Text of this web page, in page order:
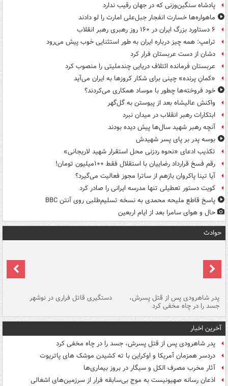
پادشاه سنگین‌وزنی که در جهان رقیب ندارد
ماهواره‌ها خسارت انفجار جبل‌علی امارت را لو دادند
۶ دستاورد بزرگ ایران در ۱۶۰ روز رهبری رهبر انقلاب
ترامپ: همه چیز درباره ایران به طور استثنایی خوب پیش می‌رود
دشان از دست عربستان فرار کرد
عربستان فرمانده ائتلاف دریایی چندملیتی را منصوب کرد
«کمانِ پرنده» چینی برای شکار کروزها به ایران می‌آید
خود فروخته‌ها چطور با موساد همکاری می‌کردند؟
واکنش عالیشاه بعد از پیوستن به گل‌گهر
ابتکارات رهبر انقلاب در میدان نبرد
آنچه رهبر شهید سال‌ها پیش دیده بودند
بوسه‌ پدر بر پای پسر شهیدش
تکذیب ادعای «نحوه ردزنی محل استقرار شهید لاریجانی»
رقم فسخ قرارداد رضاییان با استقلال فقط ۱۰۰میلیون تومان!
آیا تینا پاکروان بازهم از ساترا مجوز فعالیت می‌گیرد؟
کویت دستور تعطیلی تنها مدرسه ایرانی را صادر کرد
پاسخ قاطع ملیحه محمدی به نسخه تسلیم‌طلبی روی آنتن BBC
حال و هوای سامرا بعد از ایام اربعین
حوادث
پدر شاهرودی پس از قتل پسرش،
جسد را در چاه مخفی کرد
دستگیری قاتل فراری در نوشهر
آخرین اخبار
پدر شاهرودی پس از قتل پسرش، جسد را در چاه مخفی کرد
دردسر همزمان آمریکا و اوکراین با ته کشیدن موشک های پاتریوت
آثار مخرب مصرف الکل و سیگار در بروز بیماری‌ها
اذعان رسانه صهیونیست به موج بی‌سابقه فرار از سرزمین‌های اشغالی